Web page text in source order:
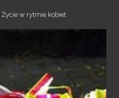
Życie w rytmie kobiet